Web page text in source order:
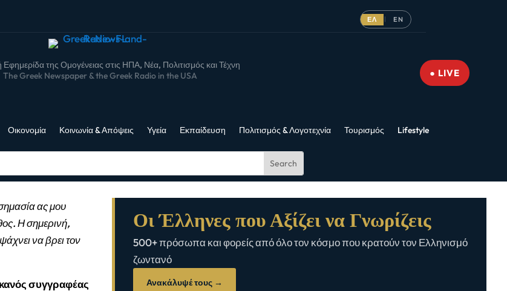
ΕΛ | EN
Εφημερίδα της Ομογένειας στις ΗΠΑ, Νέα, Πολιτισμός και Τέχνη
The Greek Newspaper & the Greek Radio in the USA
● LIVE
Οικονομία Κοινωνία & Απόψεις Υγεία Εκπαίδευση Πολιτισμός & Λογοτεχνία Τουρισμός Lifestyle
ας μου
Η σημερινή,
να βρει τον
συγγραφέας
Οι Έλληνες που Αξίζει να Γνωρίζεις
500+ πρόσωπα και φορείς από όλο τον κόσμο που κρατούν τον Ελληνισμό
ζωντανό
Ανακάλυψέ τους →